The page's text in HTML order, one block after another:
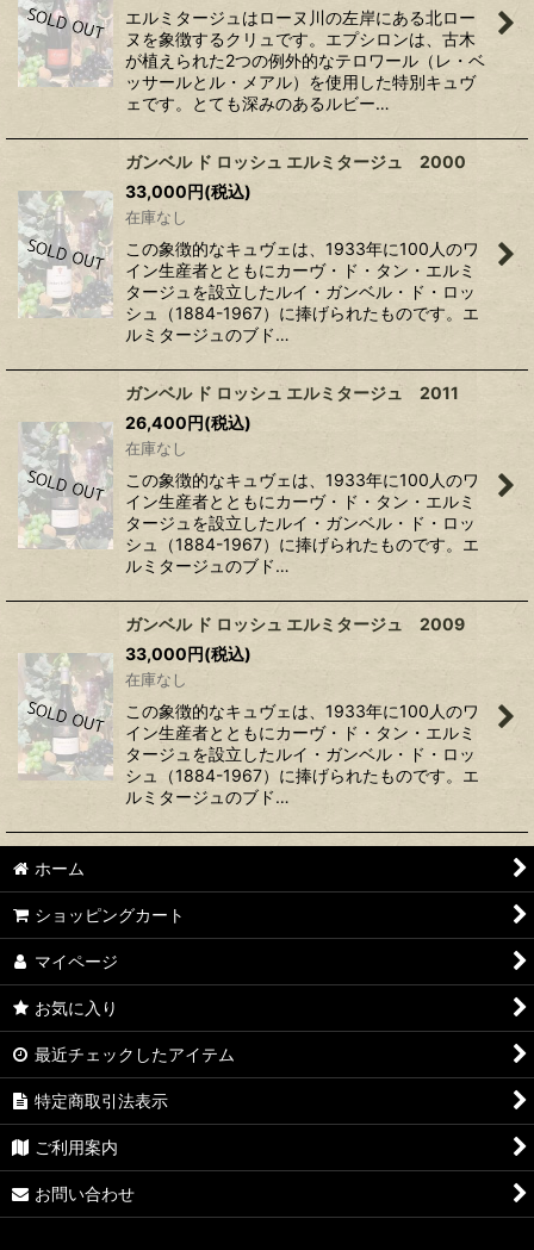
エルミタージュはローヌ川の左岸にある北ロー
ヌを象徴するクリュです。エプシロンは、古木
が植えられた2つの例外的なテロワール（レ・ベ
ッサールとル・メアル）を使用した特別キュヴ
ェです。とても深みのあるルビー…
ガンベル ド ロッシュ エルミタージュ 2000
33,000円(税込)
在庫なし
この象徴的なキュヴェは、1933年に100人のワ
イン生産者とともにカーヴ・ド・タン・エルミ
タージュを設立したルイ・ガンベル・ド・ロッ
シュ（1884-1967）に捧げられたものです。エ
ルミタージュのブド…
ガンベル ド ロッシュ エルミタージュ 2011
26,400円(税込)
在庫なし
この象徴的なキュヴェは、1933年に100人のワ
イン生産者とともにカーヴ・ド・タン・エルミ
タージュを設立したルイ・ガンベル・ド・ロッ
シュ（1884-1967）に捧げられたものです。エ
ルミタージュのブド…
ガンベル ド ロッシュ エルミタージュ 2009
33,000円(税込)
在庫なし
この象徴的なキュヴェは、1933年に100人のワ
イン生産者とともにカーヴ・ド・タン・エルミ
タージュを設立したルイ・ガンベル・ド・ロッ
シュ（1884-1967）に捧げられたものです。エ
ルミタージュのブド…
ホーム
ショッピングカート
マイページ
お気に入り
最近チェックしたアイテム
特定商取引法表示
ご利用案内
お問い合わせ